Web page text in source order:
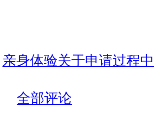
亲身体验关于申请过程
全部评论